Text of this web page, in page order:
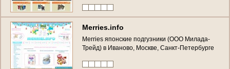
Merries.info
Merries японские подгузники (ООО Милада-
Трейд) в Иваново, Москве, Санкт-Петербурге